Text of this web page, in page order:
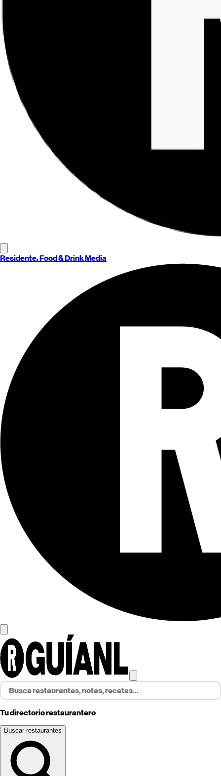
Residente. Food & Drink Media
Tu directorio restaurantero
Buscar restaurantes